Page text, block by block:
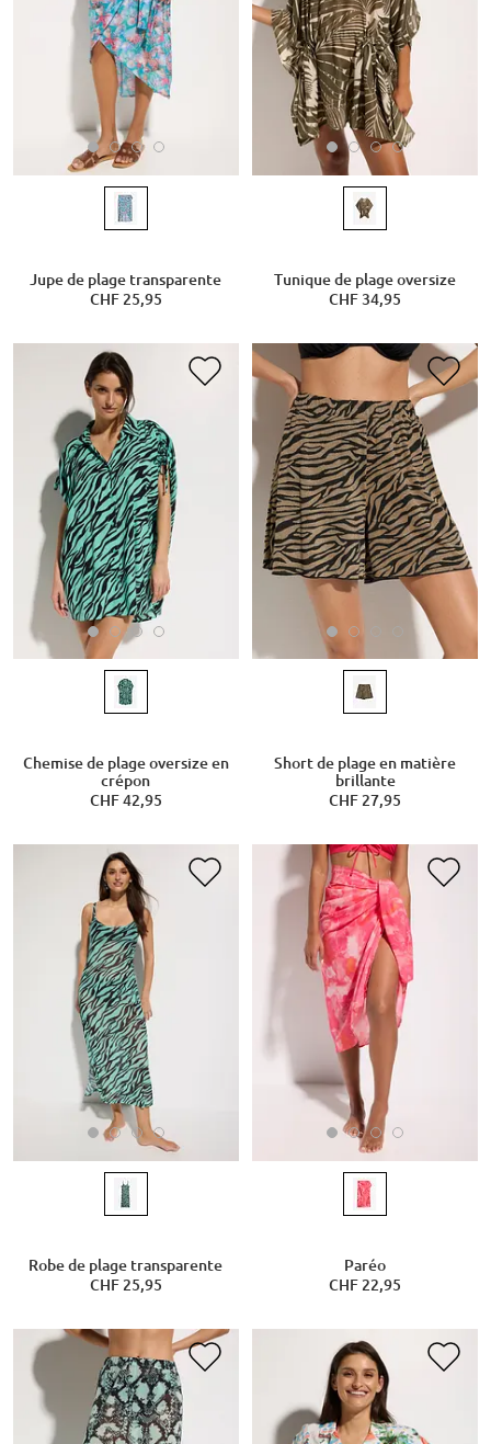
Jupe de plage transparente
CHF 25,95
Tunique de plage oversize
CHF 34,95
Chemise de plage oversize en
crépon
CHF 42,95
Short de plage en matière
brillante
CHF 27,95
Robe de plage transparente
CHF 25,95
Paréo
CHF 22,95